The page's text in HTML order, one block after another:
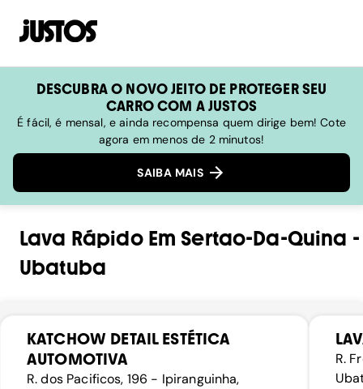
DESCUBRA O NOVO JEITO DE PROTEGER SEU
CARRO COM A JUSTOS
É fácil, é mensal, e ainda recompensa quem dirige bem! Cote
agora em menos de 2 minutos!
SAIBA MAIS
Lava RápidoEm Sertao-Da-Quina -
Ubatuba
KATCHOW DETAIL ESTÉTICA
AUTOMOTIVA
R. dos Pacificos, 196 - Ipiranguinha,
R.